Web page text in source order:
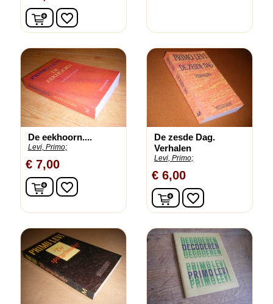
In winkelwagen
favorite_border
De eekhoorn....
Levi, Primo;
€ 7,00
In winkelwagen
favorite_border
De zesde Dag.
Verhalen
Levi, Primo;
€ 6,00
In winkelwagen
favorite_border